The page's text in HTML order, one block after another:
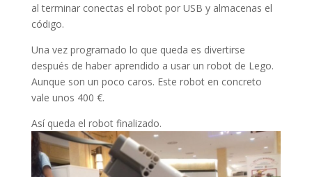
al terminar conectas el robot por USB y almacenas el
código.
Una vez programado lo que queda es divertirse
después de haber aprendido a usar un robot de Lego.
Aunque son un poco caros. Este robot en concreto
vale unos 400 €.
Así queda el robot finalizado.